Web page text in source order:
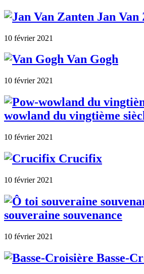
Jan Van
10 février 2021
Van Gogh
10 février 2021
wowland du vingtième
10 février 2021
Crucifix
10 février 2021
souveraine souvenance
10 février 2021
Basse-